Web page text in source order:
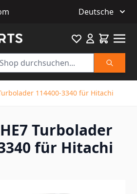
Deutsche
Suche
Favourite
114400-3340 für Hitachi
Turbolader
für Hitachi